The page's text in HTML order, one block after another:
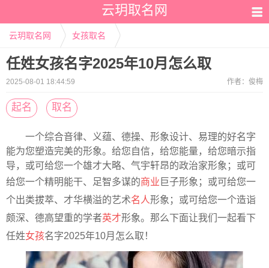
云玥取名网
云玥取名网 女孩取名
任姓女孩名字2025年10月怎么取
2025-08-01 18:44:59 作者： 俊梅
起名 取名
一个综合音律、义蕴、德操、形象设计、易理的好名字
能为您塑造完美的形象。给您自信，给您能量，给您暗示指
导，或可给您一个雄才大略、气宇轩昂的政治家形象；或可
给您一个精明能干、足智多谋的商业 巨子形象；或可给您一
个出类拔萃、才华横溢的艺术名人形象；或可给您一个造诣
颇深、德高望重的学者英才形象。那么下面让我们一起看下
任姓女孩名字2025年10月怎么取！